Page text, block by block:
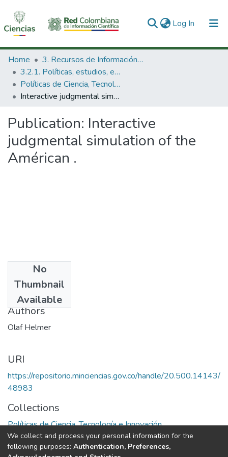
Log In (current)
Communities & Collections
All of DSpace
Statistics
Home
3. Recursos de Información Científica y Tecnológica
3.2.1. Políticas, estudios, evaluaciones e indicadores de CTeI
Políticas de Ciencia, Tecnología e Innovación
Interactive judgmental simulation of the Américan .
Publication: Interactive
judgmental simulation of the
Américan .
No
Thumbnail
Available
1979
Authors
Olaf Helmer
URI
https://repositorio.minciencias.gov.co/handle/20.500.14143/
48983
Collections
Políticas de Ciencia, Tecnología e Innovación
Full item page
We collect and process your personal information for the
following purposes: Authentication, Preferences,